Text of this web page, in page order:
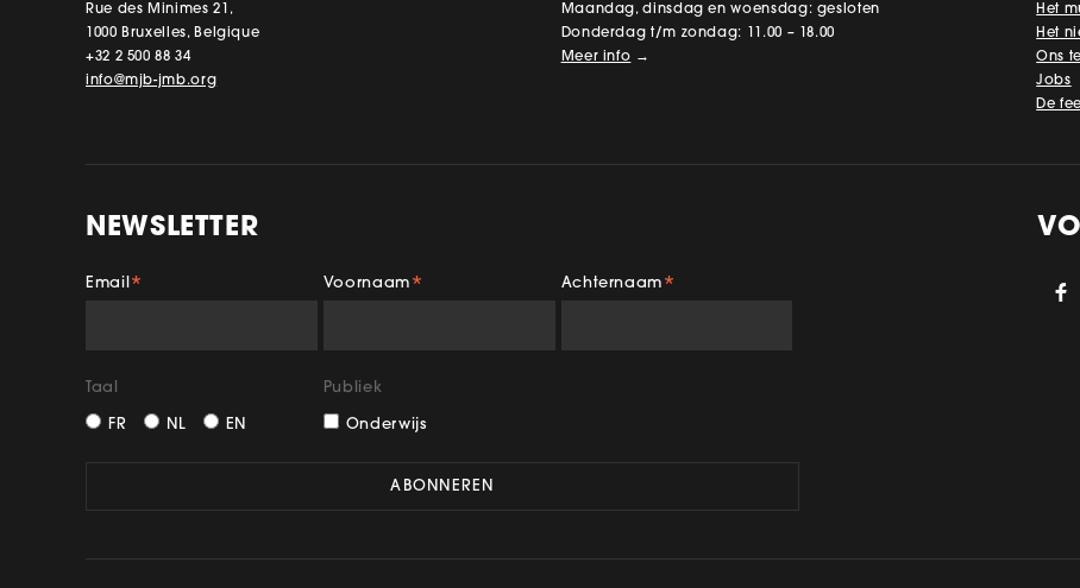
Rue des Minimes 21,
1000 Bruxelles, Belgique
+32 2 500 88 34
info@mjb-jmb.org
Maandag, dinsdag en woensdag: gesloten
Donderdag t/m zondag: 11.00 – 18.00
Meer info →
Het
Het
Ons
Jobs
De
NEWSLETTER
Email * Voornaam * Achternaam *
Taal
FR NL EN
Publiek
Onderwijs